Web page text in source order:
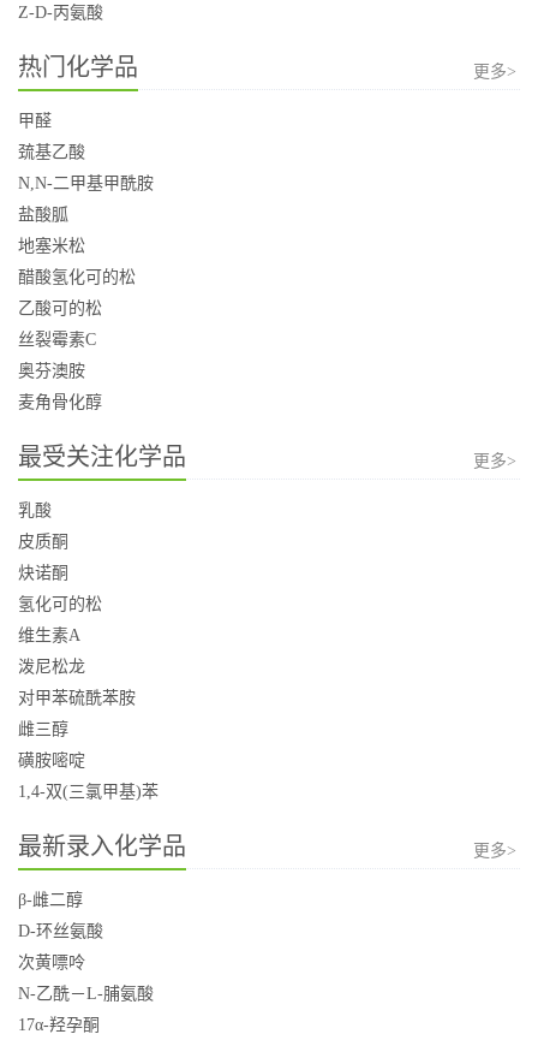
Z-D-丙氨酸
热门化学品 更多>
甲醛
巯基乙酸
N,N-二甲基甲酰胺
盐酸胍
地塞米松
醋酸氢化可的松
乙酸可的松
丝裂霉素C
奥芬澳胺
麦角骨化醇
最受关注化学品 更多>
乳酸
皮质酮
炔诺酮
氢化可的松
维生素A
泼尼松龙
对甲苯硫酰苯胺
雌三醇
磺胺嘧啶
1,4-双(三氯甲基)苯
最新录入化学品 更多>
β-雌二醇
D-环丝氨酸
次黄嘌呤
N-乙酰－L-脯氨酸
17α-羟孕酮